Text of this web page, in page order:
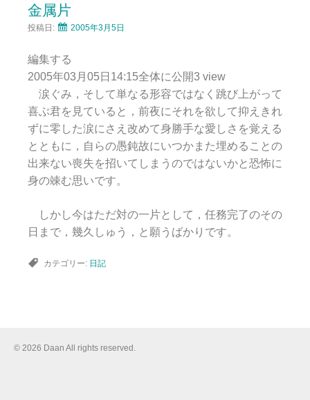
金属片
投稿日: 2005年3月5日
編集する
2005年03月05日14:15全体に公開3 view
涙ぐみ，そして単なる形容ではなく跳び上がって
喜ぶ君を見ていると，前夜にそれを欲して抑えきれ
ずに零した涙にさえ改めて身勝手な愛しさを覚える
とともに，自らの愚鈍故にいつかまた埋めることの
出来ない喪失を招いてしまうのではないかと恐怖に
身の竦む思いです。
しかし今はただ対の一片として，任務完了のその
日まで，幾久しゅう，と願うばかりです。
カテゴリー: 日記
© 2026 Daan All rights reserved.